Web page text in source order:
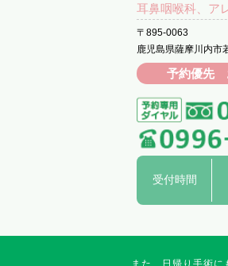
耳鼻咽喉科、ア
〒895-0063
鹿児島県薩摩川内市
予約優先
受付時間
また、日帰り手術